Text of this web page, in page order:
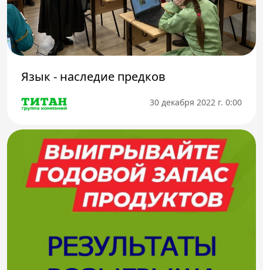
Язык - наследие предков
30 декабря 2022 г. 0:00